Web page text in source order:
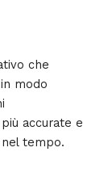
che
modo
accurate e
tempo.